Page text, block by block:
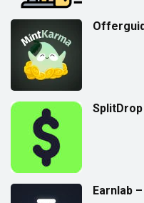
Earnlab